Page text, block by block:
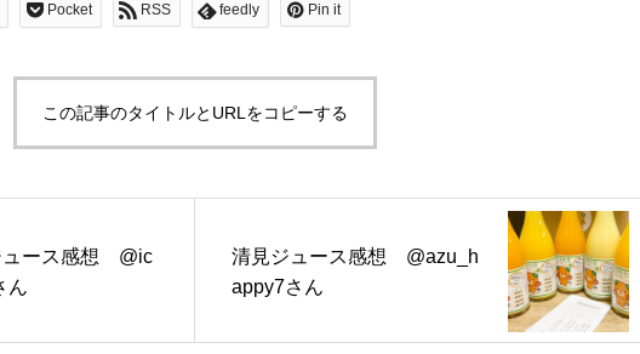
Pocket RSS feedly Pin it
この記事のタイトルとURLをコピーする
ュース感想 @ic
ん
清見ジュース感想 @azu_h
appy7さん